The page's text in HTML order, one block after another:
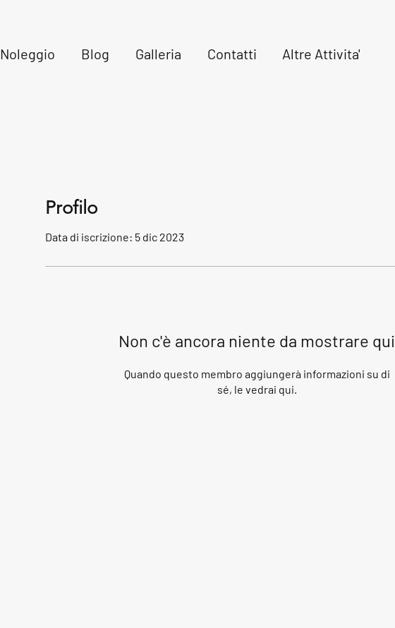
Noleggio Blog Galleria Contatti Altre Attivita'
Profilo
Data di iscrizione: 5 dic 2023
Non c'è ancora niente da mostrare qui
Quando questo membro aggiungerà informazioni su di
sé, le vedrai qui.